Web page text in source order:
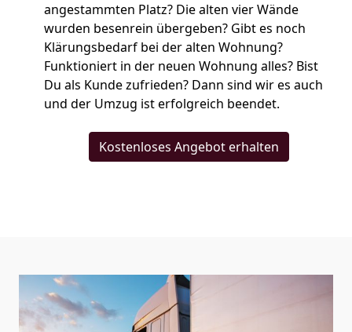
angestammten Platz? Die alten vier Wände
wurden besenrein übergeben? Gibt es noch
Klärungsbedarf bei der alten Wohnung?
Funktioniert in der neuen Wohnung alles? Bist
Du als Kunde zufrieden? Dann sind wir es auch
und der Umzug ist erfolgreich beendet.
Kostenloses Angebot erhalten